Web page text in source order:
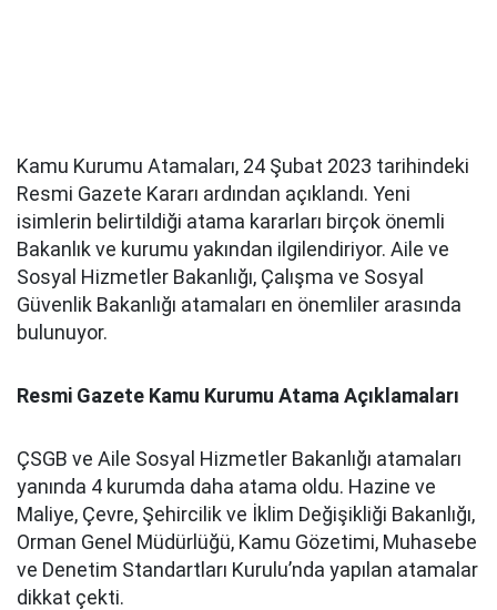
Kamu Kurumu Atamaları, 24 Şubat 2023 tarihindeki
Resmi Gazete Kararı ardından açıklandı. Yeni
isimlerin belirtildiği atama kararları birçok önemli
Bakanlık ve kurumu yakından ilgilendiriyor. Aile ve
Sosyal Hizmetler Bakanlığı, Çalışma ve Sosyal
Güvenlik Bakanlığı atamaları en önemliler arasında
bulunuyor.
Resmi Gazete Kamu Kurumu Atama Açıklamaları
ÇSGB ve Aile Sosyal Hizmetler Bakanlığı atamaları
yanında 4 kurumda daha atama oldu. Hazine ve
Maliye, Çevre, Şehircilik ve İklim Değişikliği Bakanlığı,
Orman Genel Müdürlüğü, Kamu Gözetimi, Muhasebe
ve Denetim Standartları Kurulu’nda yapılan atamalar
dikkat çekti.